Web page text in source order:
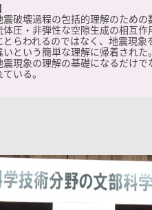
破壊過程の包括的理解のための
圧・非弾性な空隙生成の相互
らわれるのではなく、地震現
という簡単な理解に帰着された。
現象の理解の基礎になるだけ
いる。